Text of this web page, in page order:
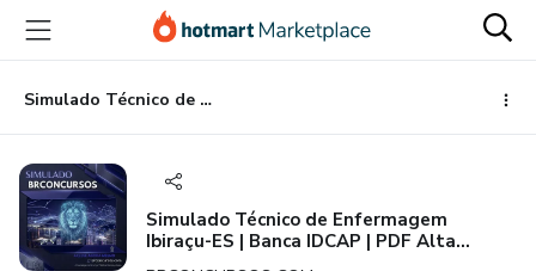
para
conteúdo
principal
para
pagamento
para
rodapé
Simulado Técnico de Enfermagem Ibiraçu-ES | Banca IDCAP | PDF Alta Performance
Simulado Técnico de Enfermagem
Ibiraçu-ES | Banca IDCAP | PDF Alta